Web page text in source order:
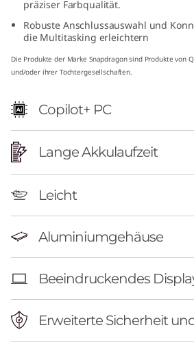
a
g
o
n
präziser Farbqualität.
Robuste Anschlussauswahl und
die Multitasking erleichtern
Die Produkte der Marke Snapdragon sind Produkte von
und/oder ihrer Tochtergesellschaften.
Copilot+ PC
Lange Akkulaufzeit
Leicht
Aluminiumgehäuse
Beeindruckendes
Erweiterte Sicherheit